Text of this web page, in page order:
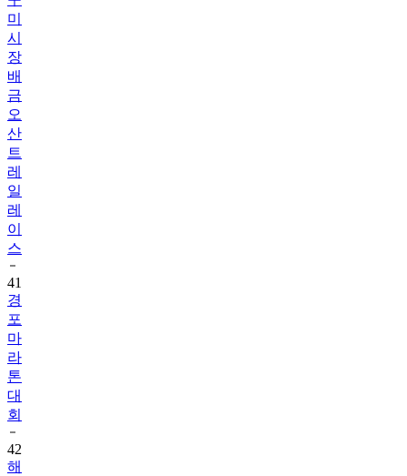
미
시
장
배
금
오
산
트
레
일
레
이
스
41
경
포
마
라
톤
대
회
42
해